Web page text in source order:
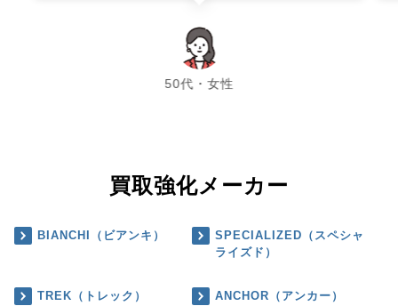
50代・女性
chevron_left chevron_right
買取強化メーカー
BIANCHI（ビアンキ）
SPECIALIZED（スペシャ
ライズド）
TREK（トレック） ANCHOR（アンカー）